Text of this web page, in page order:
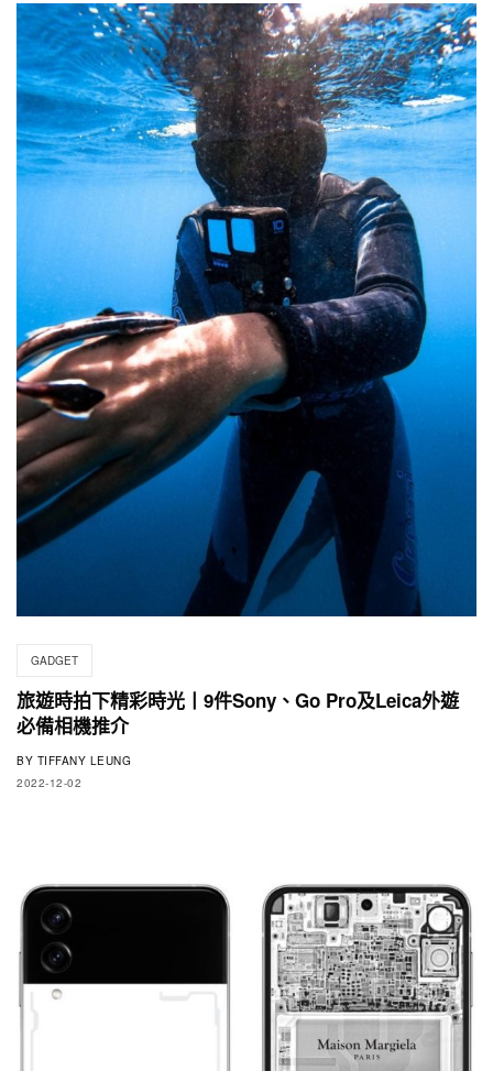
GADGET
旅遊時拍下精彩時光丨9件Sony、Go Pro及Leica外遊
必備相機推介
BY TIFFANY LEUNG
2022-12-02